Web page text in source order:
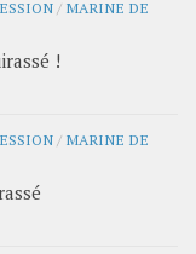
/ MARINE DE
!
/ MARINE DE